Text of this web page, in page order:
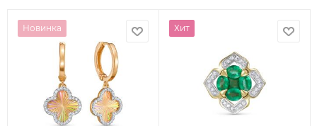
Новинка Хит